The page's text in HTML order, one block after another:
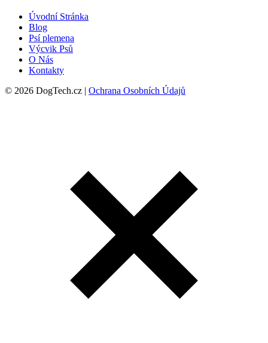
Úvodní Stránka
Blog
Psí plemena
Výcvik Psů
O Nás
Kontakty
© 2026 DogTech.cz | Ochrana Osobních Údajů